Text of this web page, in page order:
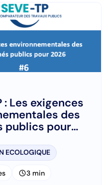
: Les exigences
des
publics pour
ECOLOGIQUE
schedule3 min